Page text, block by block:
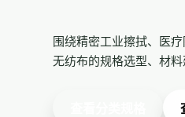
围绕精密工业擦拭、医
无纺布的规格选型、材料